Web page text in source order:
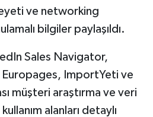
ve networking
bilgiler paylaşıldı.
Sales Navigator,
ImportYeti ve
müşteri araştırma ve veri
alanları detaylı